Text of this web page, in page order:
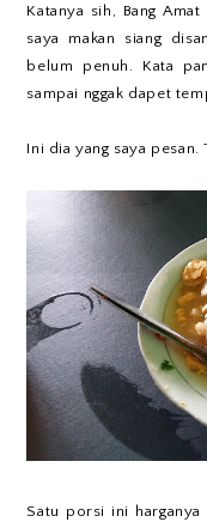
Katanya sih, Bang
saya makan siang
belum penuh. Kata
sampai nggak dapet
Ini dia yang saya
Satu porsi ini